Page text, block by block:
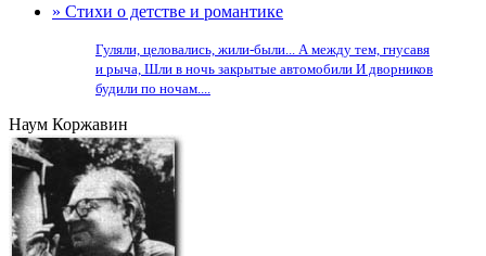
» Стихи о детстве и романтике
Гуляли, целовались, жили-были... А между тем, гнусавя
и рыча, Шли в ночь закрытые автомобили И дворников
будили по ночам....
Наум Коржавин